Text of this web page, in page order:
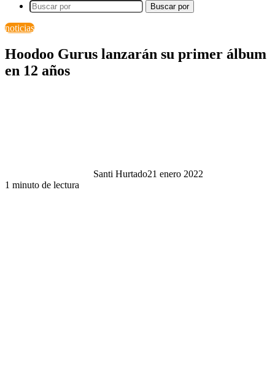
Buscar por
noticias
Hoodoo Gurus lanzarán su primer álbum
en 12 años
Santi Hurtado21 enero 2022
1 minuto de lectura